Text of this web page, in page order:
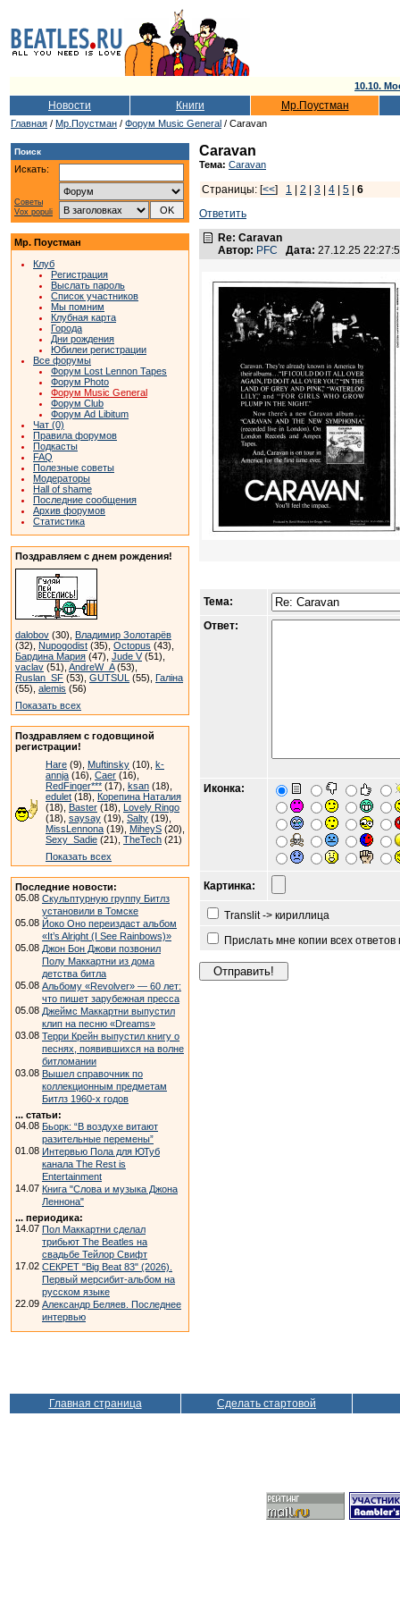
10.10.
Новости Книги Мр.Поустман
Главная / Мр.Поустман / Форум Music General / Caravan
Поиск
Искать:
Советы
Vox populi
Мр. Поустман
Клуб
Регистрация
Выслать пароль
Список участников
Мы помним
Клубная карта
Города
Дни рождения
Юбилеи регистрации
Все форумы
Форум Lost Lennon Tapes
Форум Photo
Форум Music General
Форум Club
Форум Ad Libitum
Чат (0)
Правила форумов
Подкасты
FAQ
Полезные советы
Модераторы
Hall of shame
Последние сообщения
Архив форумов
Статистика
Поздравляем с днем рождения!
dalobov (30), Владимир Золотарёв
(32), Nupogodist (35), Octopus (43),
Бардина Мария (47), Jude V(51),
vaclav (51), AndreW_A(53),
Ruslan_SF (53), GUTSUL (55), Галіна
(55), alemis (56)
Показать всех
Поздравляем с годовщиной
регистрации!
Hare (9), Muftinsky (10), k-
annja (16), Caer (16),
RedFinger*** (17), ksan (18),
edulet (18), Корепина Наталия
(18), Baster (18), Lovely Ringo
(18), saysay (19), Salty (19),
MissLennona (19), MiheyS (20),
Sexy_Sadie (21), TheTech (21)
Показать всех
Последние новости:
05.08 Скульптурную группу Битлз
установили в Томске
05.08 Йоко Оно переиздаст альбом
«It’s Alright (I See Rainbows)»
05.08 Джон Бон Джови позвонил
Полу Маккартни из дома
детства битла
05.08 Альбому «Revolver» — 60 лет:
что пишет зарубежная пресса
05.08 Джеймс Маккартни выпустил
клип на песню «Dreams»
03.08 Терри Крейн выпустил книгу о
песнях, появившихся на волне
битломании
03.08 Вышел справочник по
коллекционным предметам
Битлз 1960-х годов
... статьи:
04.08 Бьорк: “В воздухе витают
разительные перемены”
01.08 Интервью Пола для ЮТуб
канала The Rest is
Entertainment
14.07 Книга "Слова и музыка Джона
Леннона"
... периодика:
14.07 Пол Маккартни сделал
трибьют The Beatles на
свадьбе Тейлор Свифт
17.02 СЕКРЕТ "Big Beat 83" (2026).
Первый мерсибит-альбом на
русском языке
22.09 Александр Беляев. Последнее
интервью
Caravan
Тема: Caravan
Страницы: [<<] 1 2 3 4 5
6
Ответить
Re: Caravan
Автор: PFC Дата: 27.12.25
Тема:
Ответ:
Иконка:
Картинка:
Translit -> кириллица
Прислать мне копии всех
Главная страница Сделать стартовой